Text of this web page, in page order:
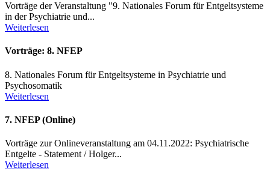
Vorträge der Veranstaltung "9. Nationales Forum für Entgeltsysteme
in der Psychiatrie und...
Weiterlesen
Vorträge: 8. NFEP
8. Nationales Forum für Entgeltsysteme in Psychiatrie und
Psychosomatik
Weiterlesen
7. NFEP (Online)
Vorträge zur Onlineveranstaltung am 04.11.2022: Psychiatrische
Entgelte - Statement / Holger...
Weiterlesen